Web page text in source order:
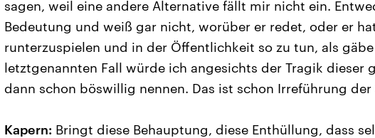
sagen, weil eine andere Alternative fällt mir nicht ein.
Bedeutung und weiß gar nicht, worüber er redet, oder er
runterzuspielen und in der Öffentlichkeit so zu tun, als
letztgenannten Fall würde ich angesichts der Tragik dieser
dann schon böswillig nennen. Das ist schon Irreführung
Kapern: Bringt diese Behauptung, diese Enthüllung, dass